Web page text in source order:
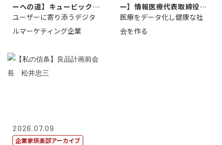
ーへの道】キュービック代
表取締役CE...
ユーザーに寄り添うデジタ
ルマーケティング企業
ー】情報医療代表取締役
原 聖吾
医療をデータ化し健康な社
会を作る
2026.07.09
企業家倶楽部アーカイブ